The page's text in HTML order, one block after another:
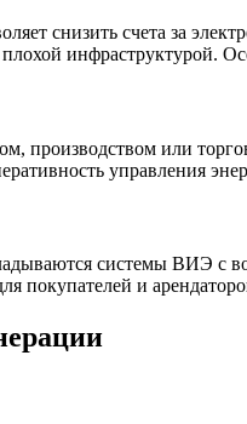
снизить счета за
инфраструктурой.
производством или
управления
системы ВИЭ с
покупателей и